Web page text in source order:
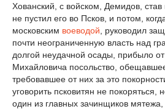
Хованский, с войском, Демидов, став
не пустил его во Псков, и потом,
московским воеводой , руководил
почти неограниченную власть над
долгой неудачной осады, прибыло
Михайловича посольство,
требовавшее от них за это
уговорить псковитян не покоряться,
один из главных зачинщиков